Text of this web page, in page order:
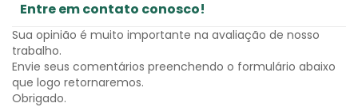
Entre em contato conosco!
Sua opinião é muito importante na avaliação de nosso
trabalho.
Envie seus comentários preenchendo o formulário abaixo
que logo retornaremos.
Obrigado.